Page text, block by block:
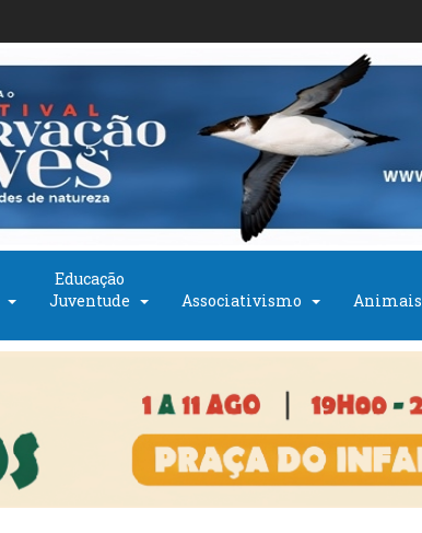
Educação
Juventude
Associativismo Animais